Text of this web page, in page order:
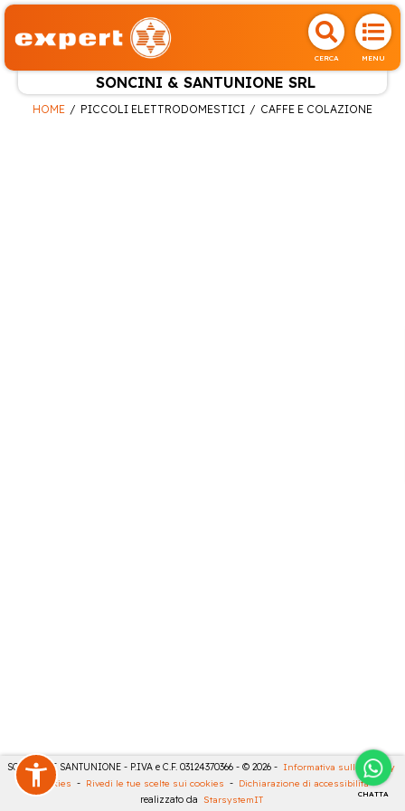
CERCA MENU
SONCINI & SANTUNIONE SRL
CHATTA
HOME PICCOLI ELETTRODOMESTICI CAFFE E COLAZIONE
SONCINI E SANTUNIONE - P.IVA e C.F. 03124370366 - © 2026 - Informativa sulla privacy
Cookies - Rivedi le tue scelte sui cookies - Dichiarazione di accessibilità -
realizzato da StarsystemIT